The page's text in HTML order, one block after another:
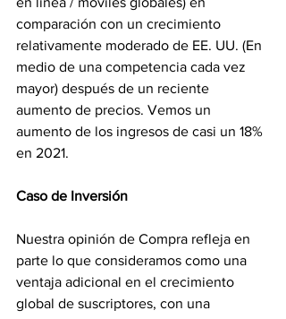
comparación con un crecimiento
relativamente moderado de EE. UU. (En
medio de una competencia cada vez
mayor) después de un reciente
aumento de precios. Vemos un
aumento de los ingresos de casi un 18%
en 2021.
Caso de Inversión
Nuestra opinión de Compra refleja en
parte lo que consideramos como una
ventaja adicional en el crecimiento
global de suscriptores, con una